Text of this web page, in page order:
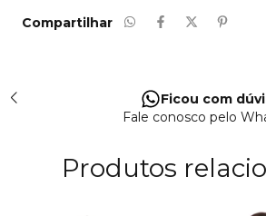
Compartilhar
Ficou com
Fale conosco pelo
Produtos